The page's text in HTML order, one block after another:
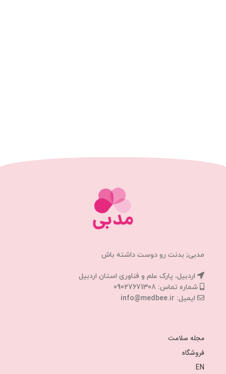
مدبی; بدنت رو دوست داشته باش
اردبیل، پارک علم و فناوری استان اردبیل
شماره تماس: 09027671308
ایمیل: info@medbee.ir
مجله سلامت
فروشگاه
EN